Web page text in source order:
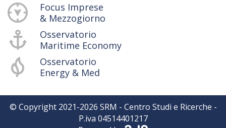
Focus Imprese
& Mezzogiorno
Osservatorio
Maritime Economy
Osservatorio
Energy & Med
© Copyright 2021-2026 SRM - Centro Studi e Ricerche -
P.iva 04514401217